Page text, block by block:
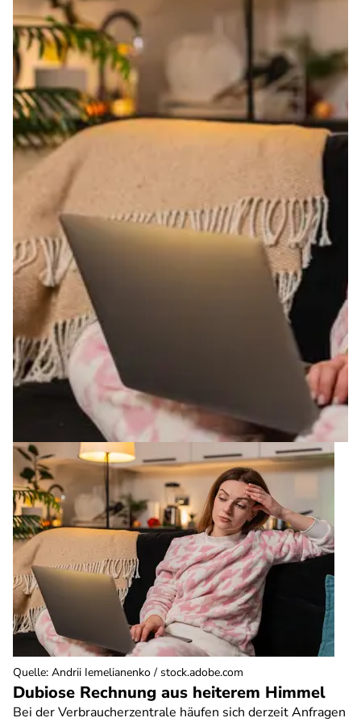
Dubiose Rechnung aus heiterem Himmel
Bei der Verbraucherzentrale häufen sich derzeit Anfragen
Quelle: Andrii Iemelianenko / stock.adobe.com